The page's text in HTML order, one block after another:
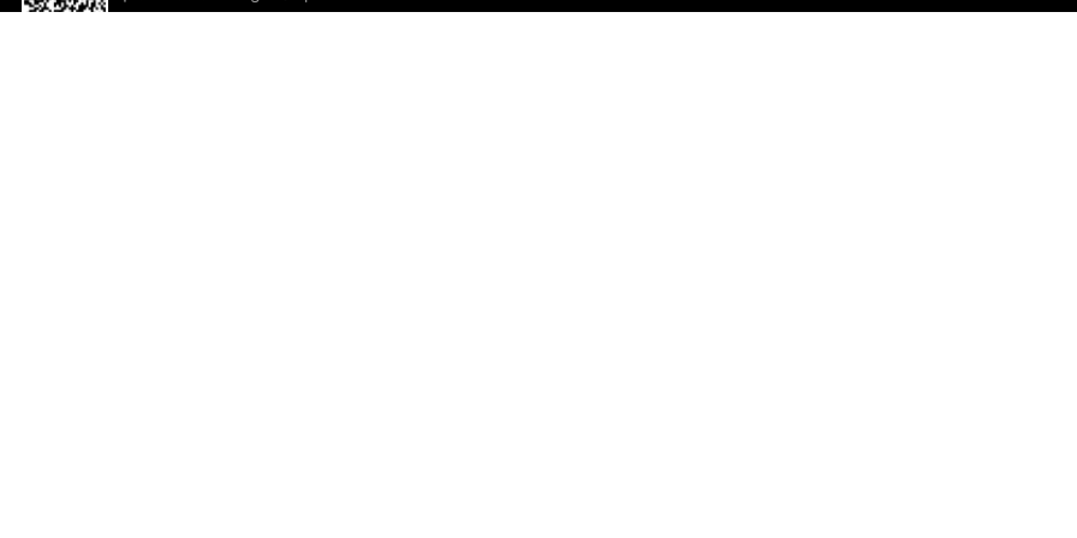
descargar la aplicación!